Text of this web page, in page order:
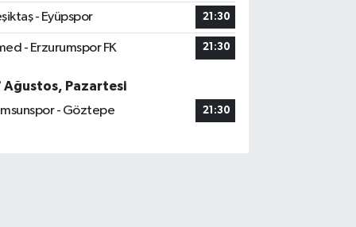
- Eyüpspor 21:30
- Erzurumspor FK 21:30
Ağustos, Pazartesi
- Göztepe
21:30